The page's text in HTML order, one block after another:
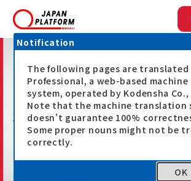
最新情報
Notification
The following pages are translated
Professional, a web-based
system, operated by Kodensha Co.,
Note that the machine translation
doesn't guarantee 100%
Some proper nouns might not be
correctly.
OK